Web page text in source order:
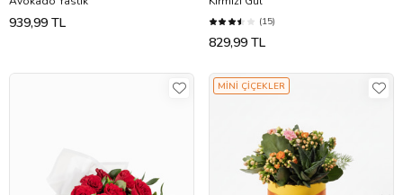
939,99 TL (15)
829,99 TL
MİNİ ÇİÇEKLER